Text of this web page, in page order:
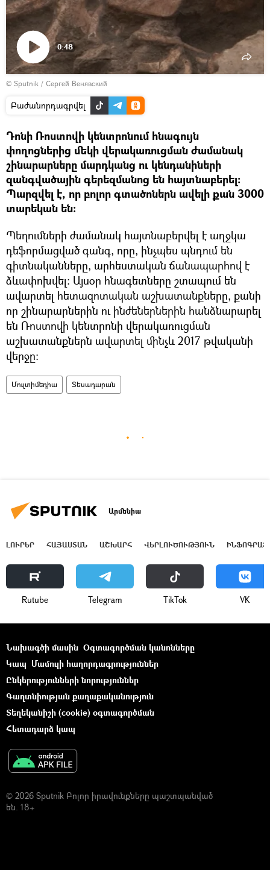
տեսանյութը
0:48
© Sputnik / Сергей Венявский
Բաժանորդագրվել
Դոնի Ռոստովի կենտրոնում հնագույն
փողոցներից մեկի վերակառուցման ժամանակ
շինարարները մարդկանց ու կենդանիների
զանգվածային գերեզմանոց են հայտնաբերել։
Պարզվել է, որ բոլոր գտածոներն ավելի քան 3000
տարեկան են։
Պեղումների ժամանակ հայտնաբերվել է աղջկա
դեֆորմացված գանգ, որը, ինչպես պնդում են
գիտնականները, արհեստական ճանապարհով է
ձևափոխվել։ Այսօր հնագետները շտապում են
ավարտել հետազոտական աշխատանքները, քանի
որ շինարարներին ու ինժեներներին հանձնարարել
են Ռոստովի կենտրոնի վերակառուցման
աշխատանքներն ավարտել մինչև 2017 թվականի
վերջը։
Մուլտիմեդիա Տեսադարան
Արմենիա
ԼՈՒՐԵՐ ՀԱՅԱՍՏԱՆ ԱՇԽԱՐՀ ՎԵՐԼՈՒԾՈՒԹՅՈՒՆ
Rutube Telegram ТikТоk VK
Նախագծի մասին Օգտագործման կանոնները
Կապ Մամուլի հաղորդագրություններ
Ընկերությունների նորություններ
Գաղտնիության քաղաքականություն
Տեղեկանիշի (cookie) օգտագործման
Հետադարձ կապ
© 2026 Sputnik Բոլոր իրավունքները պաշտպանված
են. 18+